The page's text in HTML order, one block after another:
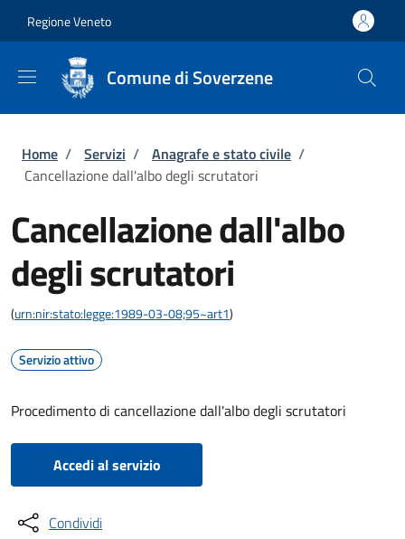
Regione Veneto
Comune di Soverzene
Briciole di pane
Home / Servizi / Anagrafe e stato civile /
Cancellazione dall'albo degli scrutatori
Cancellazione dall'albo
degli scrutatori
(urn:nir:stato:legge:1989-03-08;95~art1)
Servizio attivo
Procedimento di cancellazione dall'albo degli scrutatori
Accedi al servizio
Condividi